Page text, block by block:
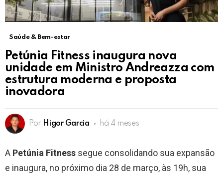
Saúde & Bem-estar
Petúnia Fitness inaugura nova
unidade em Ministro Andreazza com
estrutura moderna e proposta
inovadora
Por Higor Garcia há 4 meses
A Petúnia Fitness segue consolidando sua expansão
e inaugura, no próximo dia 28 de março, às 19h, sua